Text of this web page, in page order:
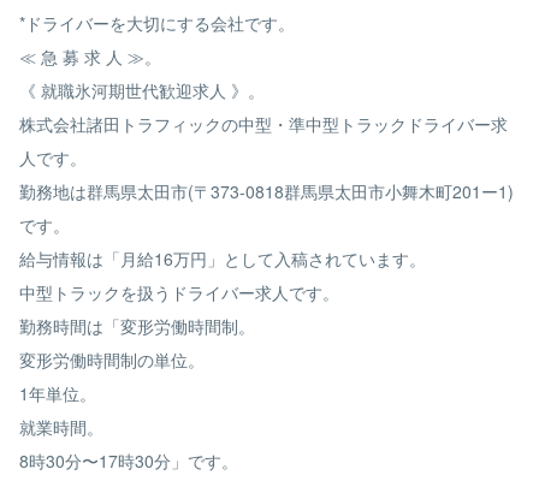
*ドライバーを大切にする会社です。
≪ 急 募 求 人 ≫。
《 就職氷河期世代歓迎求人 》。
株式会社諸田トラフィックの中型・準中型トラックドライバー求
人です。
勤務地は群馬県太田市(〒373-0818群馬県太田市小舞木町201ー1)
です。
給与情報は「月給16万円」として入稿されています。
中型トラックを扱うドライバー求人です。
勤務時間は「変形労働時間制。
変形労働時間制の単位。
1年単位。
就業時間。
8時30分〜17時30分」です。